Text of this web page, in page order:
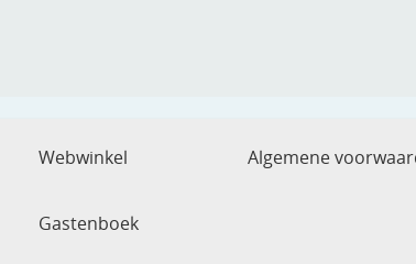
Webwinkel Algemene
Gastenboek